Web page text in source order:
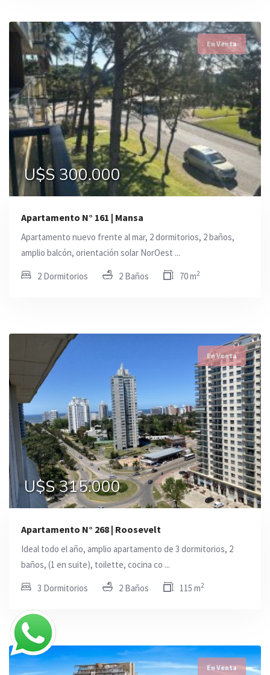
En Venta
U$S 300.000
Apartamento N° 161 | Mansa
Apartamento nuevo frente al mar, 2 dormitorios, 2 baños,
amplio balcón, orientación solar NorOest ...
2 Dormitorios 2 Baños 70 m2
En Venta
U$S 315.000
Apartamento N° 268 | Roosevelt
Ideal todo el año, amplio apartamento de 3 dormitorios, 2
baños, (1 en suite), toilette, cocina co ...
3 Dormitorios 2 Baños 115 m2
En Venta